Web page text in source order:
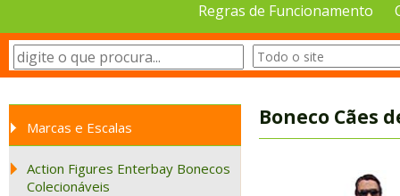
Regras de Funcionamento
Marcas e Escalas
Action Figures Enterbay Bonecos
Colecionáveis
Boneco Cães